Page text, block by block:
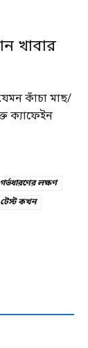
খাবার
কাঁচা মাছ/
ক্যাফেইন
গর্ভধারণের লক্ষণ
টেস্ট কখন